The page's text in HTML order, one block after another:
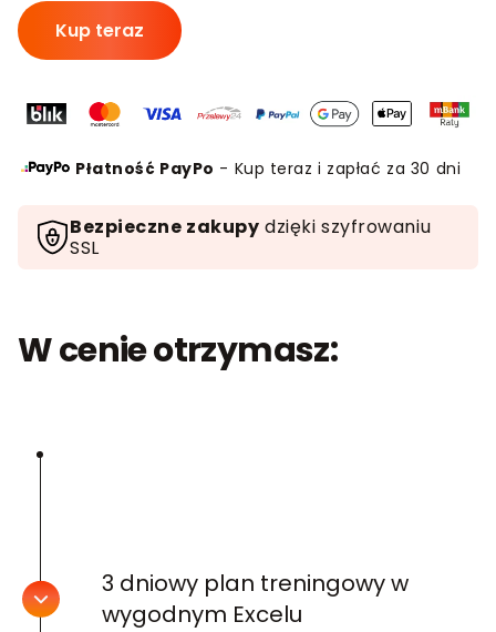
ilość
3
plan
treningowy
siłownie
ebook
Kup teraz
Płatność PayPo - Kup teraz i zapłać za 30 dni
Bezpieczne zakupy dzięki szyfrowaniu
SSL
W cenie otrzymasz:
3 dniowy plan treningowy w
wygodnym Excelu